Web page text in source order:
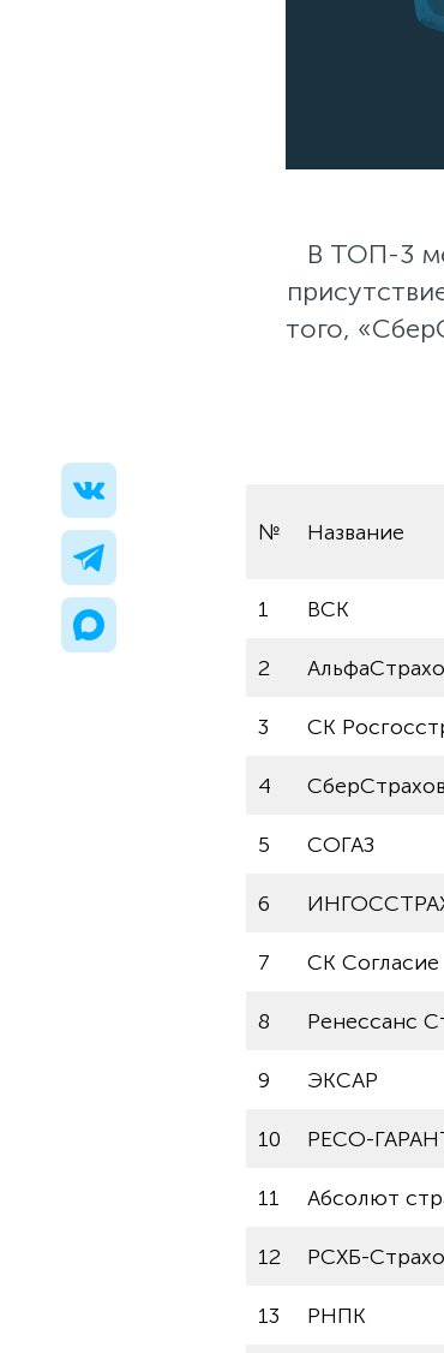
В ТОП-3
того,
№ Название
1 ВСК
2
3 СК
4
5 СОГАЗ
6
7 СК Согласие
8 Ренессанс
9 ЭКСАР
10 РЕСО-
11 Абсолют
12 РСХБ-
13 РНПК